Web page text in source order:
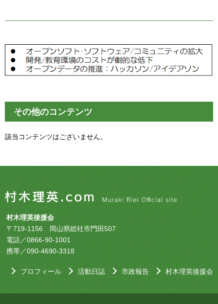
その他のコンテンツ
該当コンテンツはございません。
村木理英後援会
〒719-1156 岡山県総社市門田507
電話／0866-90-1001
携帯／090-4690-3318
プロフィール 活動日誌 市政報告 村木理英後援会